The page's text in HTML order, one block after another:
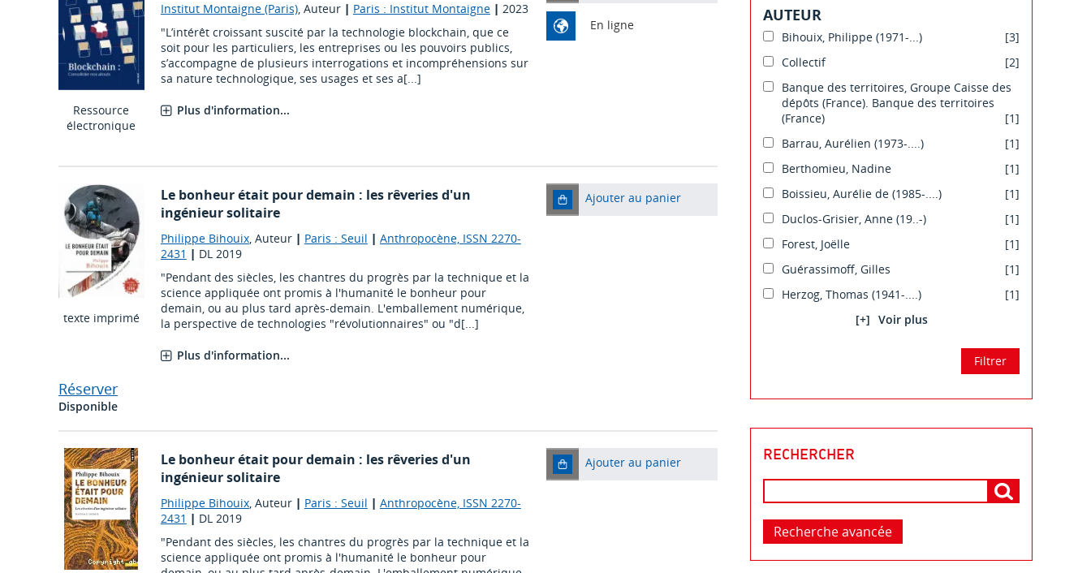
Ressource
électronique
Institut Montaigne (Paris), Auteur | Paris : Institut Montaigne| 2023
"L’intérêt croissant suscité par la technologie blockchain, que ce
soit pour les particuliers, les entreprises ou les pouvoirs publics,
s’accompagne de plusieurs interrogations et incompréhensions sur
sa nature technologique, ses usages et ses a[...]
Plus d'information...
En ligne
texte imprimé
Le bonheur était pour demain : les rêveries d'un
ingénieur solitaire
Philippe Bihouix, Auteur | Paris : Seuil | Anthropocène, ISSN 2270-
2431 | DL 2019
"Pendant des siècles, les chantres du progrès par la technique et la
science appliquée ont promis à l'humanité le bonheur pour
demain, ou au plus tard après-demain. L'emballement numérique,
la perspective de technologies "révolutionnaires" ou "d[...]
Plus d'information...
Ajouter au panier
Réserver
Disponible
Le bonheur était pour demain : les rêveries d'un
ingénieur solitaire
Philippe Bihouix, Auteur | Paris : Seuil | Anthropocène, ISSN 2270-
2431 | DL 2019
"Pendant des siècles, les chantres du progrès par la technique et la
science appliquée ont promis à l'humanité le bonheur pour
Ajouter au panier
AUTEUR
Bihouix, Philippe (1971-...)
[3]
Collectif
[2]
Banque des territoires, Groupe Caisse des
dépôts (France). Banque des territoires
(France)
[1]
Barrau, Aurélien (1973-....)
[1]
Berthomieu, Nadine
[1]
Boissieu, Aurélie de (1985-....)
[1]
Duclos-Grisier, Anne (19..-)
[1]
Forest, Joëlle
[1]
Guérassimoff, Gilles
[1]
Herzog, Thomas (1941-....)
[1]
[+]
RECHERCHER
Recherche avancée